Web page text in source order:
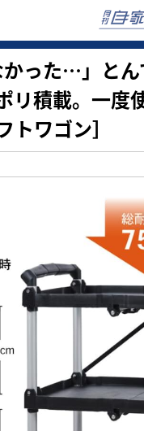
った…」とん
積載。一度
ワゴン］